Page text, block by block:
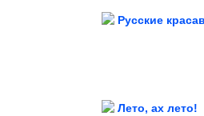
Русские
Лето, ах лето!